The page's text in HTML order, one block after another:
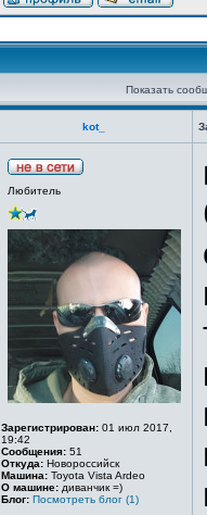
Показать
kot_
Любитель
Зарегистрирован: 01 июл 2017,
19:42
Сообщения: 51
Откуда: Новороссийск
Машина: Toyota Vista Ardeo
О машине: диванчик =)
Блог: Посмотреть блог (1)